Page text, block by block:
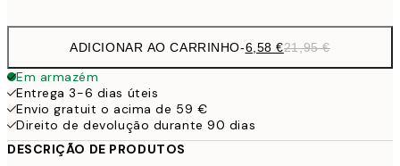
ADICIONAR AO CARRINHO-6,58 €21,95 €
Em armazém
Entrega 3-6 dias úteis
Envio gratuit o acima de 59 €
Direito de devolução durante 90 dias
DESCRIÇÃO DE PRODUTOS